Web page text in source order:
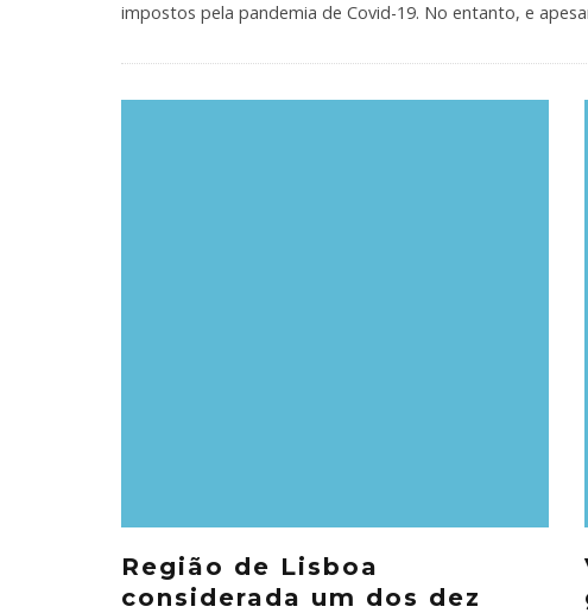
impostos pela pandemia de Covid-19. No entanto, e
Região de Lisboa
considerada um dos dez